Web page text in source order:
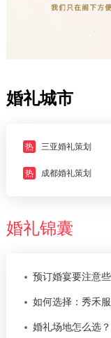
婚礼城市
热 三亚婚礼策划
热 成都婚礼策划
婚礼锦囊
预订婚宴要注意
如何选择：秀禾
婚礼场地怎么选？